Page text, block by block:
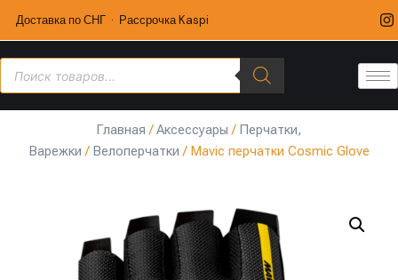
Доставка по СНГ · Рассрочка Kaspi
Главная /Аксессуары / Перчатки,
Варежки / Велоперчатки / Mavic перчатки Cosmic Glove